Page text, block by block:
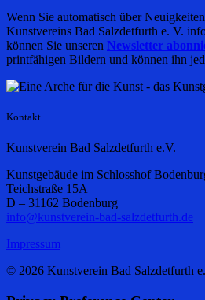
Wenn Sie automatisch über
Kunstvereins Bad Salzdetfurth e. V.
können Sie unseren Newsletter
printfähigen Bildern und können ihn
Kontakt
Kunstverein Bad Salzdetfurth e.V.
Kunstgebäude im Schlosshof
Teichstraße 15A
D – 31162 Bodenburg
info@kunstverein-bad-salzdetfurth.de
Impressum
© 2026 Kunstverein Bad Salzdetfurth